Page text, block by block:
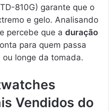
810G) garante que o
e gelo. Analisando
percebe que a duração
para quem passa
longe da tomada.
Vendidos do